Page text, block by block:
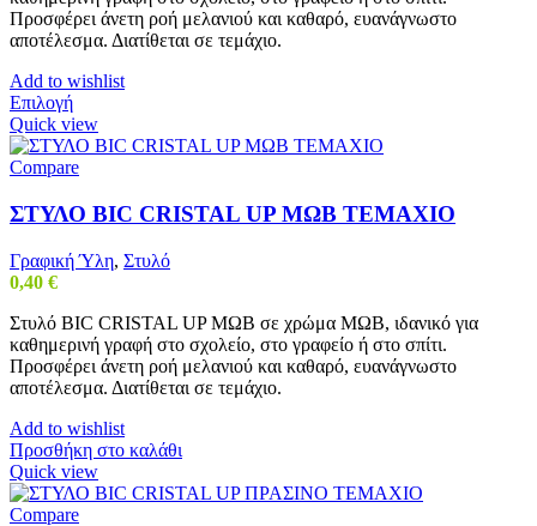
11,00 €
Προσφέρει άνετη ροή μελανιού και καθαρό, ευανάγνωστο
αποτέλεσμα. Διατίθεται σε τεμάχιο.
Add to wishlist
ΕπιλογήΑυτό
το
προϊόν
έχει
παραλλαγές.
Οι
επιλογές
μπορούν
επιλεγούν
στη
σελίδα
του
προϊόντος
Quick view
Compare
ΣΤΥΛΟ BIC CRISTAL UP ΜΩΒ ΤΕΜΑΧΙΟ
Γραφική Ύλη, Στυλό
0,40 €
Στυλό BIC CRISTAL UP ΜΩΒ σε χρώμα ΜΩΒ, ιδανικό για
καθημερινή γραφή στο σχολείο, στο γραφείο ή στο σπίτι.
Προσφέρει άνετη ροή μελανιού και καθαρό, ευανάγνωστο
αποτέλεσμα. Διατίθεται σε τεμάχιο.
Add to wishlist
Προσθήκη στο καλάθι
Quick view
Compare